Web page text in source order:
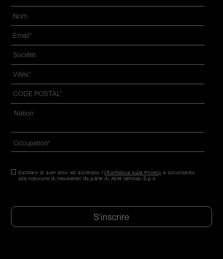
Nom
Email
Azienda
Villes
CODE
POSTAL *
Adresse
Nazione*
Consentement *
Dichiaro di aver letto ed accettato l'informativa sulla Privacy e acconsento
alla ricezione di newsletter da parte di Abet laminati S.p.A.
*